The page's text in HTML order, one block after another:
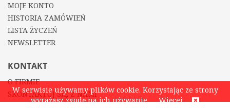
MOJE KONTO
HISTORIA ZAMÓWIEŃ
LISTA ŻYCZEŃ
NEWSLETTER
KONTAKT
O FIRMIE
SKONTAKTUJ SIĘ Z NAMI
W serwisie używamy plików cookie. Korzystając ze strony
wyrażasz zgodę na ich używanie.
Więcej